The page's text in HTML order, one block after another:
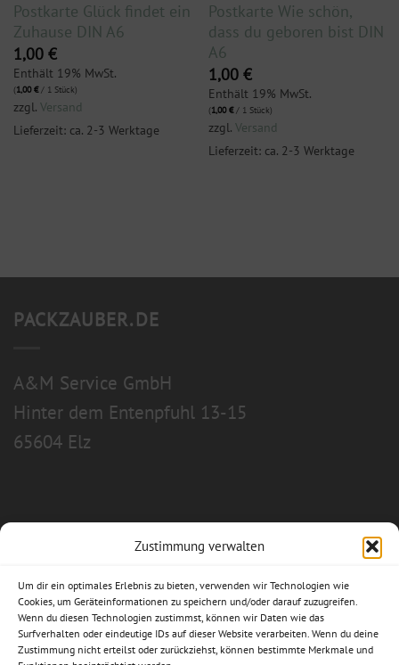
Zustimmung verwalten
Um dir ein optimales Erlebnis zu bieten, verwenden wir Technologien wie
Cookies, um Geräteinformationen zu speichern und/oder darauf zuzugreifen.
Wenn du diesen Technologien zustimmst, können wir Daten wie das
Surfverhalten oder eindeutige IDs auf dieser Website verarbeiten. Wenn du deine
Zustimmung nicht erteilst oder zurückziehst, können bestimmte Merkmale und
Postkarte Glück findet ein
Zuhause DIN A6
1,00 €
Enthält 19% MwSt.
(1,00€/ 1 Stück)
zzgl. Versand
Lieferzeit: ca. 2-3 Werktage
Postkarte Wie schön,
dass du geboren bist DIN
A6
1,00 €
Enthält 19% MwSt.
(1,00€/ 1 Stück)
zzgl. Versand
Lieferzeit: ca. 2-3 Werktage
PACKZAUBER.DE
A&M Service GmbH
Hinter dem Entenpfuhl 13-15
65604 Elz
Allgemeine Geschäftsbedingungen
Impressum
Datenschutzerklärung